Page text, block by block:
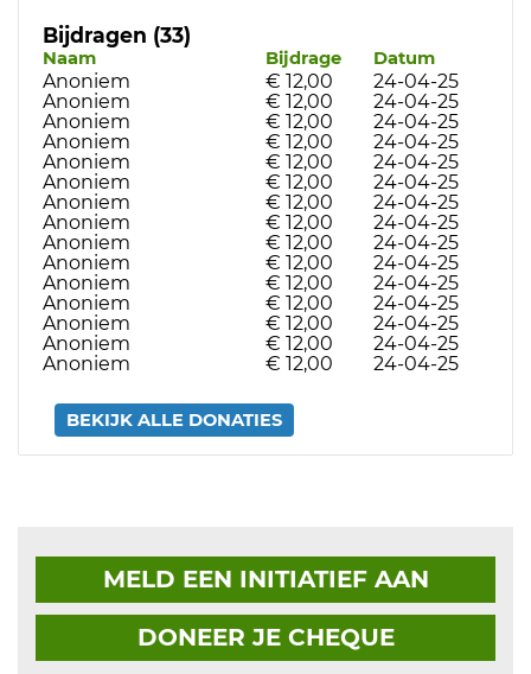
Bijdragen (33)
Naam Bijdrage Datum
Anoniem € 12,00
24-04-25
Anoniem
€ 12,00
24-04-25
Anoniem
€ 12,00
24-04-25
Anoniem
€ 12,00
24-04-25
Anoniem
€ 12,00
24-04-25
Anoniem
€ 12,00
24-04-25
Anoniem
€ 12,00
24-04-25
Anoniem
€ 12,00
24-04-25
Anoniem
€ 12,00
24-04-25
Anoniem
€ 12,00
24-04-25
Anoniem
€ 12,00
24-04-25
Anoniem
€ 12,00
24-04-25
Anoniem
€ 12,00
24-04-25
Anoniem
€ 12,00
24-04-25
Anoniem
€ 12,00 24-04-25
BEKIJK ALLE DONATIES
MELD EEN INITIATIEF AAN
DONEER JE CHEQUE